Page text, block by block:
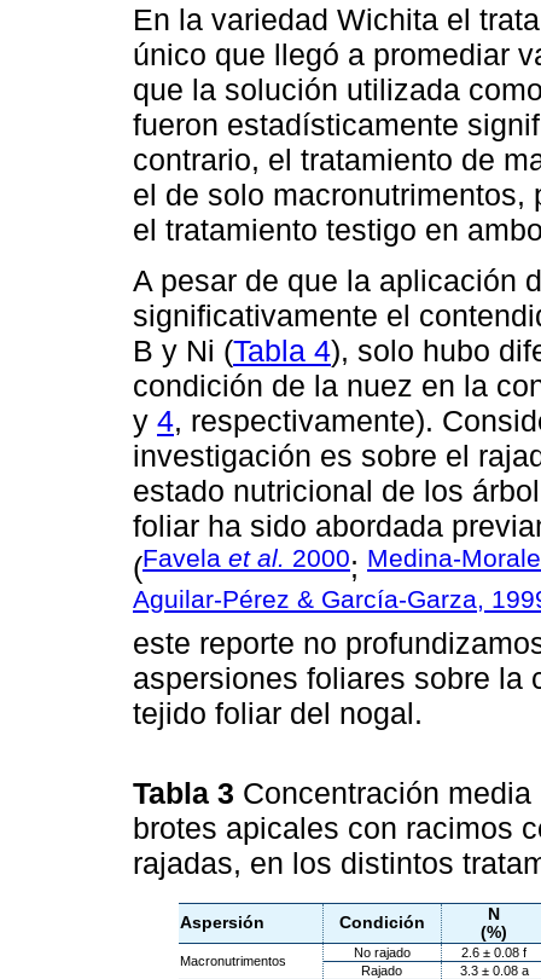
En la variedad Wichita el
único que llegó a promediar
que la solución utilizada
fueron estadísticamente
contrario, el tratamiento de
el de solo macronutrimentos,
el tratamiento testigo en
A pesar de que la aplicación
significativamente el
B y Ni (Tabla 4), solo hubo
condición de la nuez en la
y 4, respectivamente).
investigación es sobre el
estado nutricional de los
foliar ha sido abordada
(Favela et al. 2000; Medina-
Aguilar-Pérez & García-Garza,
este reporte no
aspersiones foliares sobre la
tejido foliar del nogal.
Tabla 3 Concentración
brotes apicales con racimos
rajadas, en los distintos
Aspersión Condición
N
(%)
Macronutrimentos
No rajado
2.6 ± 0.08 f
Rajado
3.3 ± 0.08 a